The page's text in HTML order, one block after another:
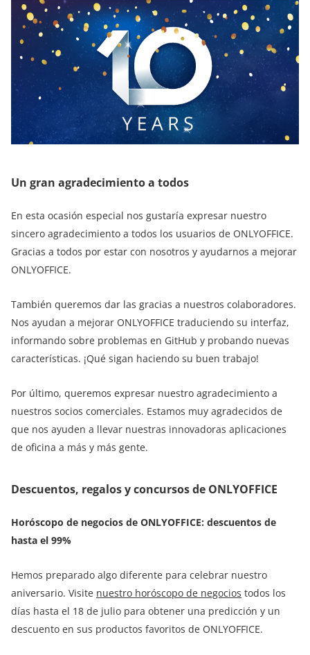
Un gran agradecimiento a todos
En esta ocasión especial nos gustaría expresar nuestro
sincero agradecimiento a todos los usuarios de ONLYOFFICE.
Gracias a todos por estar con nosotros y ayudarnos a mejorar
ONLYOFFICE.
También queremos dar las gracias a nuestros colaboradores.
Nos ayudan a mejorar ONLYOFFICE traduciendo su interfaz,
informando sobre problemas en GitHub y probando nuevas
características. ¡Qué sigan haciendo su buen trabajo!
Por último, queremos expresar nuestro agradecimiento a
nuestros socios comerciales. Estamos muy agradecidos de
que nos ayuden a llevar nuestras innovadoras aplicaciones
de oficina a más y más gente.
Descuentos, regalos y concursos de ONLYOFFICE
Horóscopo de negocios de ONLYOFFICE: descuentos de
hasta el 99%
Hemos preparado algo diferente para celebrar nuestro
aniversario. Visite nuestro horóscopo de negocios todos los
días hasta el 18 de julio para obtener una predicción y un
descuento en sus productos favoritos de ONLYOFFICE.